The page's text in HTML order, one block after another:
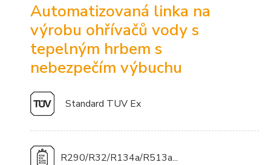
Automatizovaná linka na
výrobu ohřívačů vody s
tepelným hrbem s
nebezpečím výbuchu
Standard TUV Ex
R290/R32/R134a/R513a...